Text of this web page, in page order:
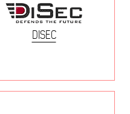
DISEC